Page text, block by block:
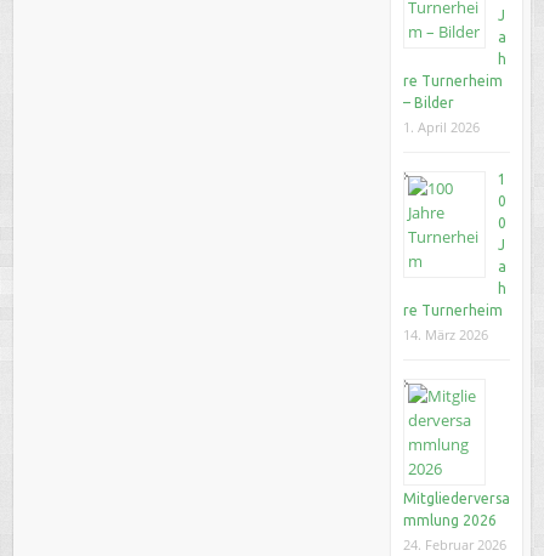
J
a
h
re Turnerheim
– Bilder
1. April 2026
1
0
0
J
a
h
re Turnerheim
14. März 2026
Mitgliederversa
mmlung 2026
24. Februar 2026